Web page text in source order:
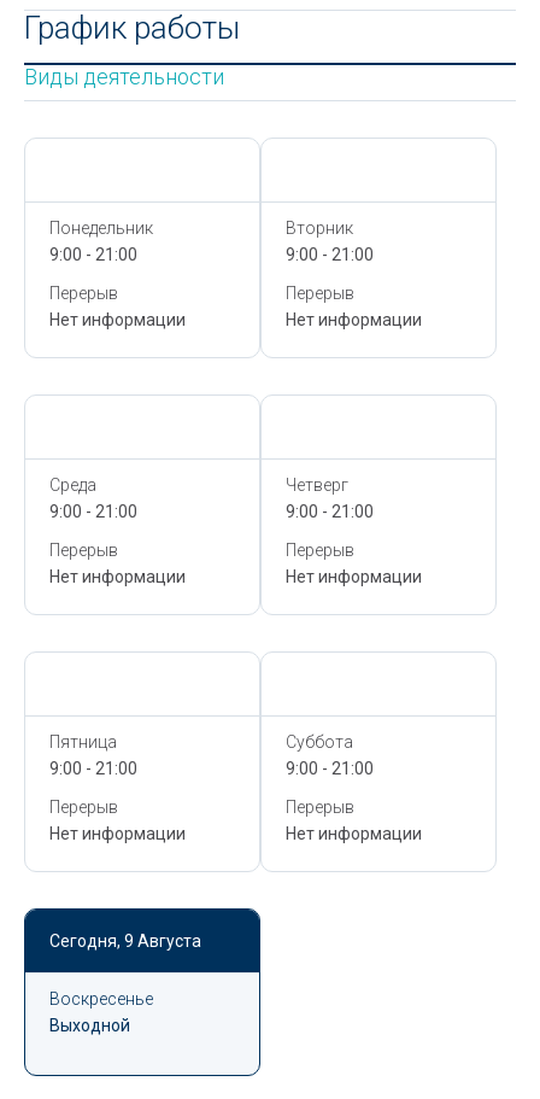
График работы
Виды деятельности
Понедельник
9:00 - 21:00
Перерыв
Нет информации
Вторник
9:00 - 21:00
Перерыв
Нет информации
Среда
9:00 - 21:00
Перерыв
Нет информации
Четверг
9:00 - 21:00
Перерыв
Нет информации
Пятница
9:00 - 21:00
Перерыв
Нет информации
Суббота
9:00 - 21:00
Перерыв
Нет информации
Сегодня, 9 Августа
Воскресенье
Выходной